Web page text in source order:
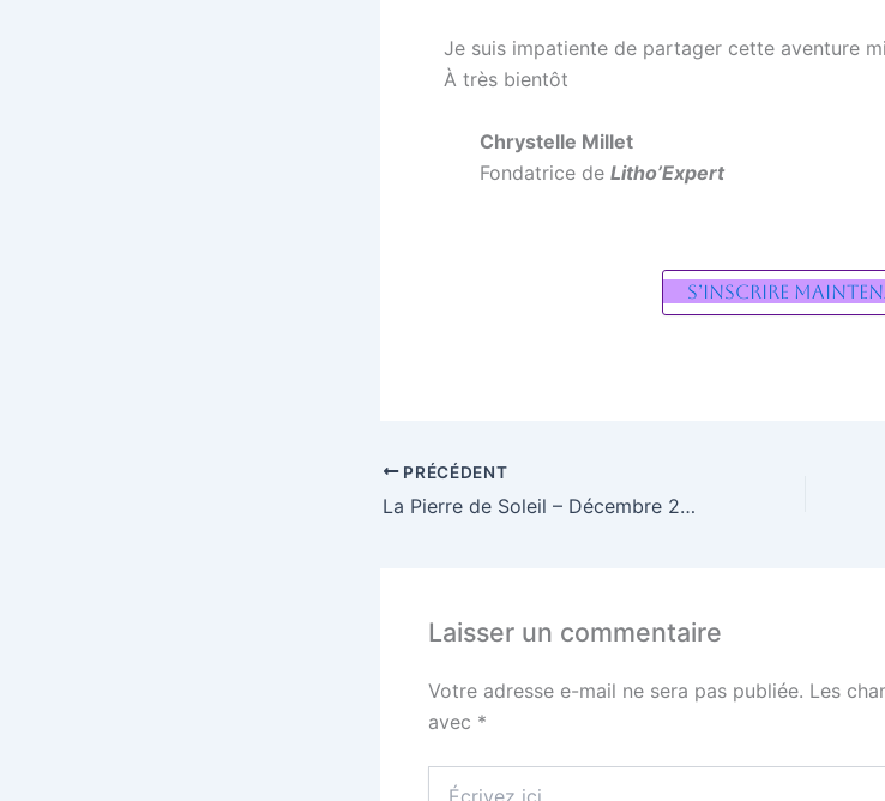
Je suis impatiente de partager cette aventure
À très bientôt
Chrystelle Millet
Fondatrice de Litho’Expert
S’inscrire
PRÉCÉDENT
La Pierre de Soleil – Décembre 2024
Laisser un commentaire
Votre adresse e-mail ne sera pas publiée. Les
avec *